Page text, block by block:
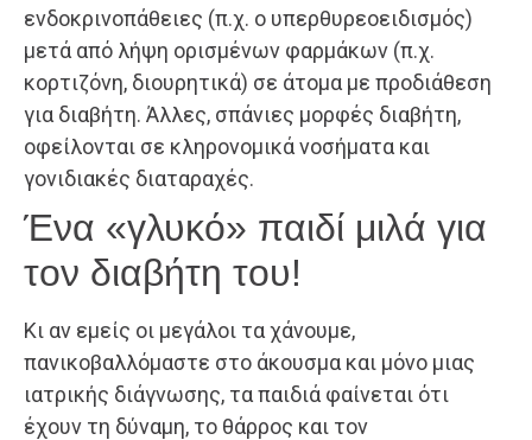
ενδοκρινοπάθειες (π.χ. ο υπερθυρεοειδισμός)
μετά από λήψη ορισμένων φαρμάκων (π.χ.
κορτιζόνη, διουρητικά) σε άτομα με προδιάθεση
για διαβήτη. Άλλες, σπάνιες μορφές διαβήτη,
οφείλονται σε κληρονομικά νοσήματα και
γονιδιακές διαταραχές.
Ένα «γλυκό» παιδί μιλά για
τον διαβήτη του!
Κι αν εμείς οι μεγάλοι τα χάνουμε,
πανικοβαλλόμαστε στο άκουσμα και μόνο μιας
ιατρικής διάγνωσης, τα παιδιά φαίνεται ότι
έχουν τη δύναμη, το θάρρος και τον